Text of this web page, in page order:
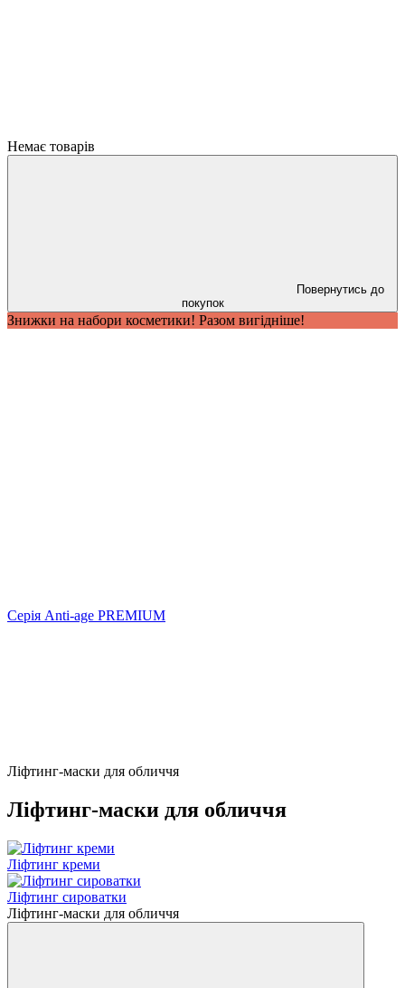
Немає товарів
Повернутись до
покупок
Знижки на набори косметики! Разом вигідніше!
Серія Anti-age PREMIUM
Ліфтинг-маски для обличчя
Ліфтинг-маски для обличчя
Ліфтинг креми
Ліфтинг сироватки
Ліфтинг-маски для обличчя